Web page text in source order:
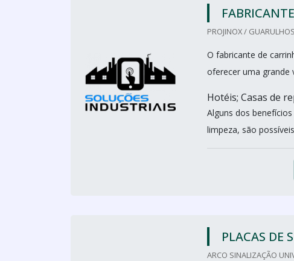
PROJINOX /
O fabricante de
oferecer uma grande
Hotéis; Casas de
Alguns dos
limpeza, são
PLACAS DE
ARCO SINALIZAÇÃO